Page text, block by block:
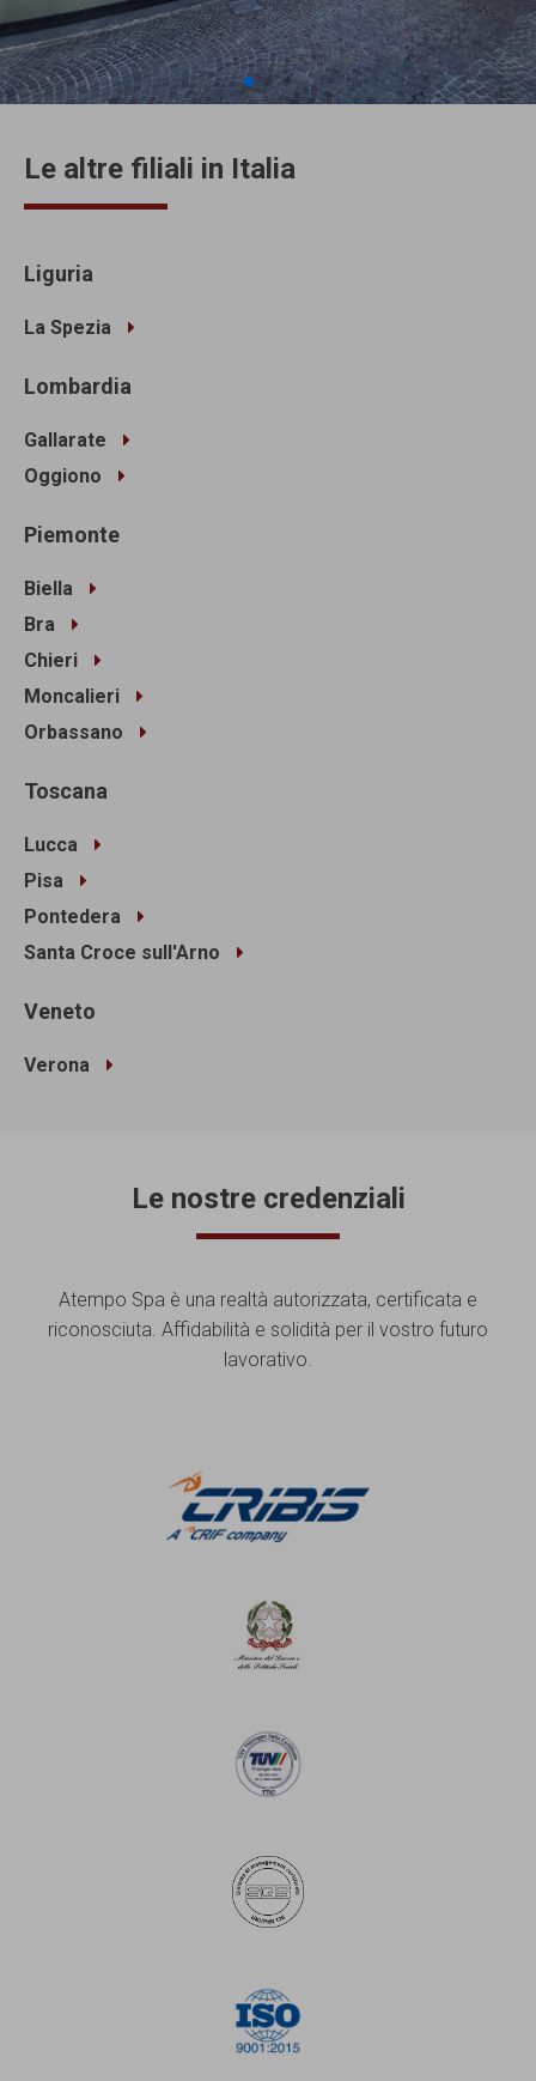
Le altre filiali in Italia
Liguria
La Spezia
Lombardia
Gallarate
Oggiono
Piemonte
Biella
Bra
Chieri
Moncalieri
Orbassano
Toscana
Lucca
Pisa
Pontedera
Santa Croce sull'Arno
Veneto
Verona
Le nostre credenziali
Atempo Spa è una realtà autorizzata, certificata e
riconosciuta. Affidabilità e solidità per il vostro futuro
lavorativo.